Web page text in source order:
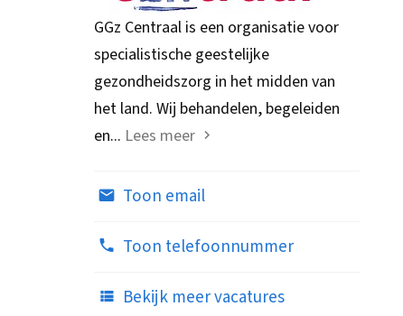
GGz Centraal is een organisatie voor
specialistische geestelijke
gezondheidszorg in het midden van
het land. Wij behandelen, begeleiden
en... Lees meer
Toon email
Toon telefoonnummer
Bekijk meer vacatures